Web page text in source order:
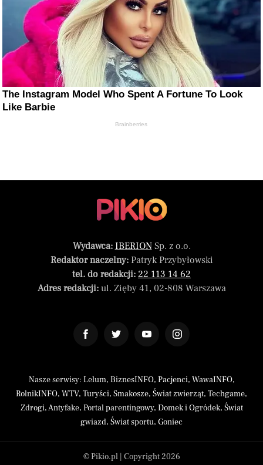
The Instagram Model Who Spent A Fortune To Look
Like Barbie
Brainberries
Wydawca: IBERIONSp. z o.o.
Redaktor naczelny:Patryk Przybyłowski
tel. do redakcji: 22 113 14 62
Adres redakcji:ul. Zięby 41, 02-808 Warszawa
Nasze serwisy: Lelum, BiznesINFO, Pacjenci, WawaINFO,
RolnikINFO, WTV, Turyści, Smakosze, Świat zwierząt, Techgame,
Zdrogi,Antyfake, Portal parentingowy, Domek i Ogródek, Świat
gwiazd, Świat sportu, Goniec
© Pikio.pl | Copyright 2026